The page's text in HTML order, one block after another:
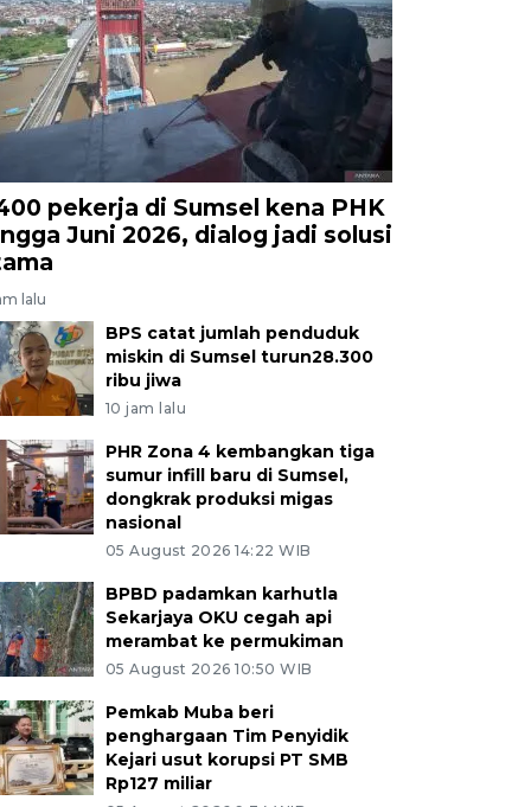
pekerja di Sumsel kena PHK
Juni 2026, dialog jadi solusi
lalu
BPS catat jumlah penduduk
miskin di Sumsel turun28.300
ribu jiwa
10 jam lalu
PHR Zona 4 kembangkan tiga
sumur infill baru di Sumsel,
dongkrak produksi migas
nasional
05 August 2026 14:22 WIB
BPBD padamkan karhutla
Sekarjaya OKU cegah api
merambat ke permukiman
05 August 2026 10:50 WIB
Pemkab Muba beri
penghargaan Tim Penyidik
Kejari usut korupsi PT SMB
Rp127 miliar